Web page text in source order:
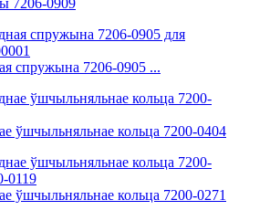
7206-0909
спружына 7206-0905 ...
ўшчыльняльнае кольца 7200-0404
ўшчыльняльнае кольца 7200-0271